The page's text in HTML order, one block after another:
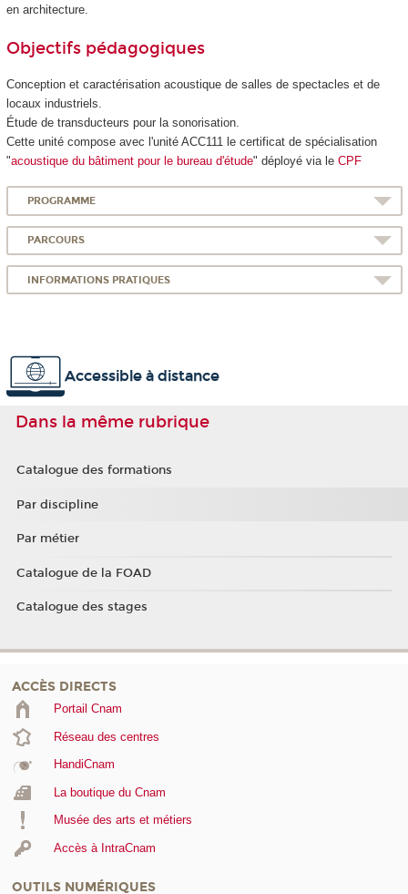
en architecture.
Objectifs pédagogiques
Conception et caractérisation acoustique de salles de spectacles et de
locaux industriels.
Étude de transducteurs pour la sonorisation.
Cette unité compose avec l'unité ACC111 le certificat de spécialisation
"acoustique du bâtiment pour le bureau d'étude" déployé via le CPF
PROGRAMME
PARCOURS
INFORMATIONS PRATIQUES
Accessible à distance
Dans la même rubrique
Catalogue des formations
Par discipline
Par métier
Catalogue de la FOAD
Catalogue des stages
ACCÈS DIRECTS
Portail Cnam
Réseau des centres
HandiCnam
La boutique du Cnam
Musée des arts et métiers
Accès à IntraCnam
OUTILS NUMÉRIQUES